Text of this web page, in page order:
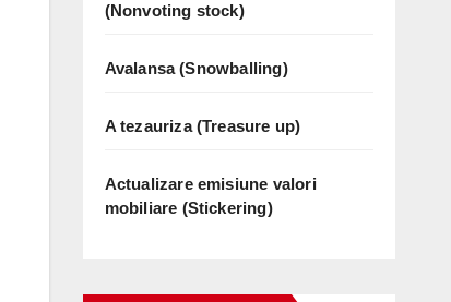
(Nonvoting stock)
Avalansa (Snowballing)
A tezauriza (Treasure up)
Actualizare emisiune valori
mobiliare (Stickering)